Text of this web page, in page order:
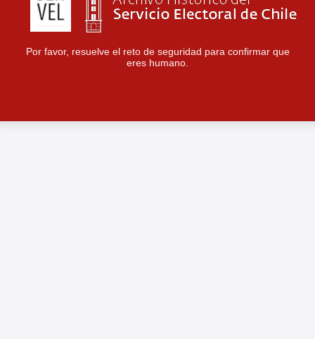
Por favor, resuelve el reto de seguridad para confirmar que
eres humano.